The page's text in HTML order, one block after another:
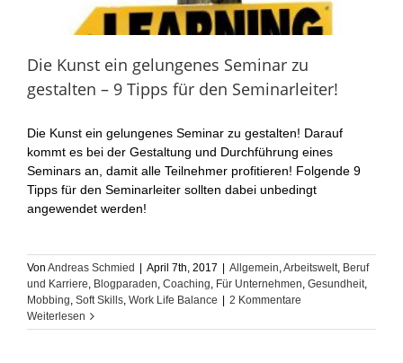
Die Kunst ein gelungenes Seminar zu
gestalten – 9 Tipps für den Seminarleiter!
Die Kunst ein gelungenes Seminar zu gestalten! Darauf
kommt es bei der Gestaltung und Durchführung eines
Seminars an, damit alle Teilnehmer profitieren! Folgende 9
Tipps für den Seminarleiter sollten dabei unbedingt
angewendet werden!
Von Andreas Schmied April 7th, 2017 Allgemein,Arbeitswelt, Beruf
und Karriere, Blogparaden, Coaching, Für Unternehmen, Gesundheit,
Mobbing, Soft Skills, Work Life Balance
2 Kommentare
Weiterlesen